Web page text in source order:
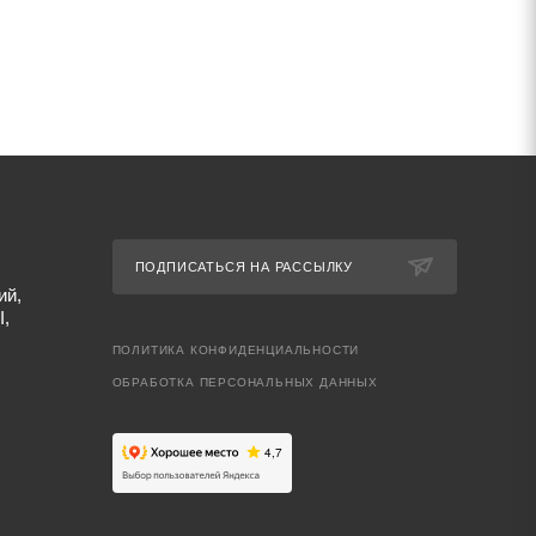
ПОДПИСАТЬСЯ НА РАССЫЛКУ
ПОЛИТИКА КОНФИДЕНЦИАЛЬНОСТИ
ОБРАБОТКА ПЕРСОНАЛЬНЫХ ДАННЫХ